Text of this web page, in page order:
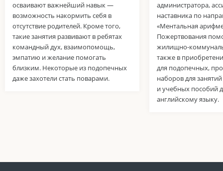
осваивают важнейший навык —
возможность накормить себя в
отсутствие родителей. Кроме того,
такие занятия развивают в ребятах
командный дух, взаимопомощь,
эмпатию и желание помогать
близким. Некоторые из подопечных
даже захотели стать поварами.
администратора,
наставника по
«Ментальная
Пожертвования
жилищно-
также в
для подопечных,
наборов для
и учебных пособий
английскому языку.